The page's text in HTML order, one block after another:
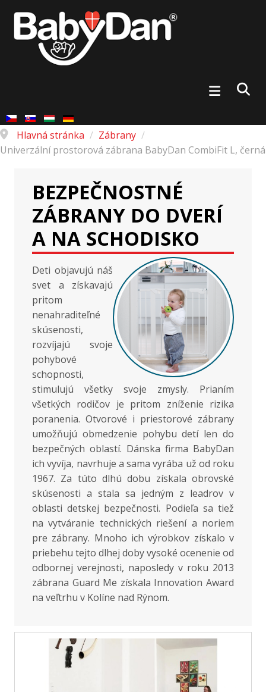
Hlavná stránka / Zábrany /
Univerzální prostorová zábrana BabyDan CombiFit L, černá
BEZPEČNOSTNÉ
ZÁBRANY DO DVERÍ
A NA SCHODISKO
Deti objavujú náš
svet a získavajú
pritom
nenahraditeľné
skúsenosti,
rozvíjajú svoje
pohybové
schopnosti,
stimulujú všetky svoje zmysly. Prianím
všetkých rodičov je pritom zníženie rizika
poranenia. Otvorové i priestorové zábrany
umožňujú obmedzenie pohybu detí len do
bezpečných oblastí. Dánska firma BabyDan
ich vyvíja, navrhuje a sama vyrába už od roku
1967. Za túto dlhú dobu získala obrovské
skúsenosti a stala sa jedným z leadrov v
oblasti detskej bezpečnosti. Podieľa sa tiež
na vytváranie technických riešení a noriem
pre zábrany. Mnoho ich výrobkov získalo v
priebehu tejto dlhej doby vysoké ocenenie od
odbornej verejnosti, naposledy v roku 2013
zábrana Guard Me získala Innovation Award
na veľtrhu v Kolíne nad Rýnom.